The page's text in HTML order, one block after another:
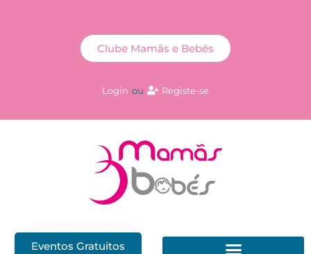
Login ou Registe-se
Clube Mamãs e Bebés
Eventos Gratuitos